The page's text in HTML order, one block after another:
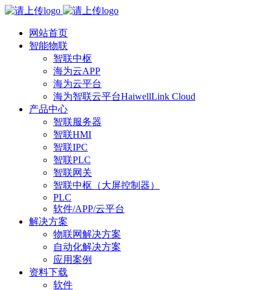
网站首页
智能物联
智联中枢
海为云APP
海为云平台
海为智联云平台HaiwellLink Cloud
产品中心
智联服务器
智联HMI
智联IPC
智联PLC
智联网关
智联中枢（大屏控制器）
PLC
软件/APP/云平台
解决方案
物联网解决方案
自动化解决方案
应用案例
资料下载
软件